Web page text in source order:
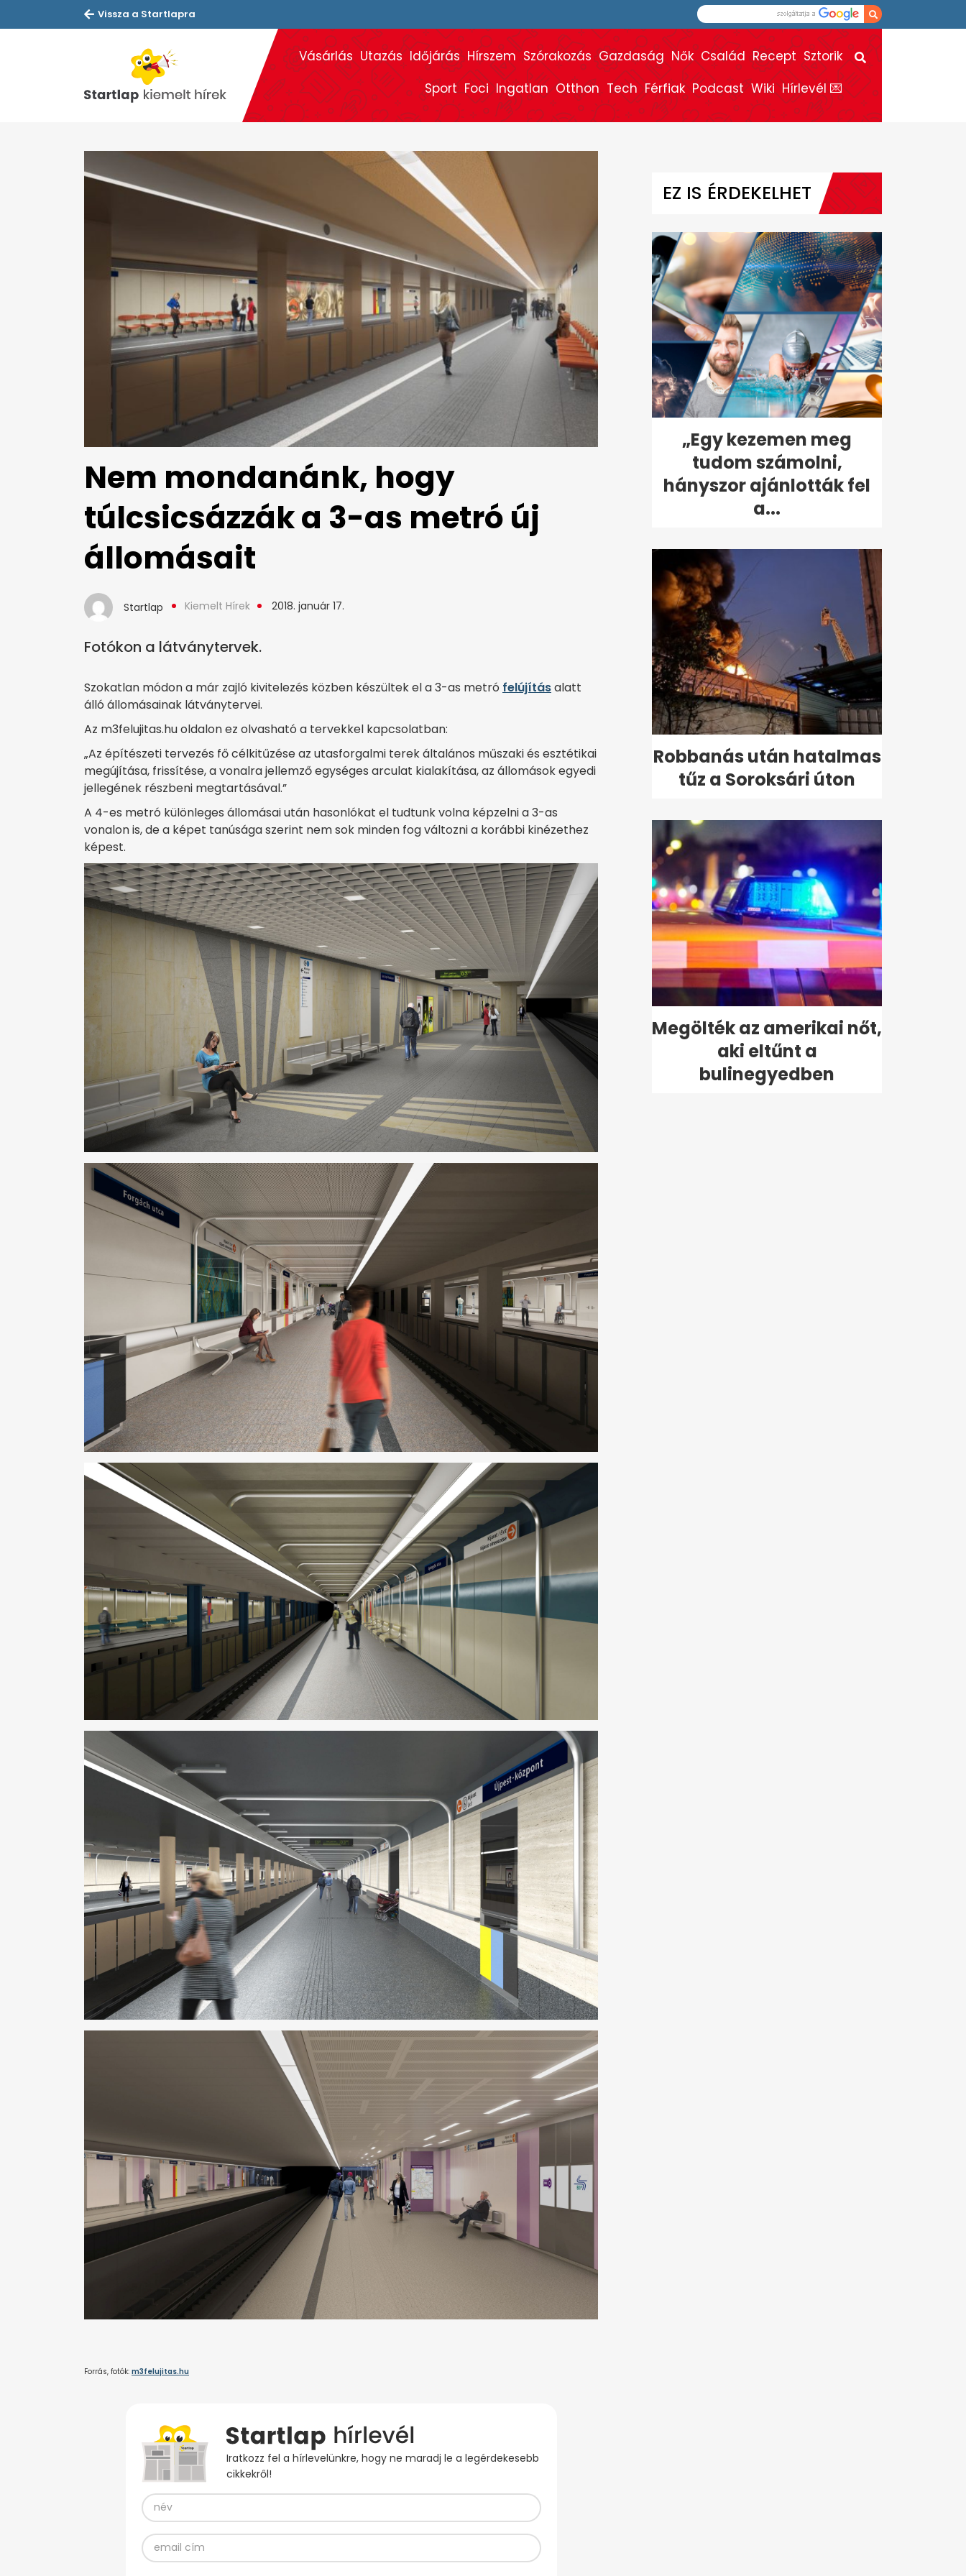
Vissza a Startlapra
Vásárlás Utazás Időjárás Hírszem Szórakozás Gazdaság Nők Család Recept Sztorik
Sport Foci Ingatlan Otthon Tech Férfiak Podcast Wiki Hírlevél 💌
Nem mondanánk, hogy
túlcsicsázzák a 3-as metró új
állomásait
Startlap Kiemelt Hírek 2018. január 17.
Fotókon a látványtervek.
Szokatlan módon a már zajló kivitelezés közben készültek el a 3-as metró felújításalatt
álló állomásainak látványtervei.
Az m3felujitas.hu oldalon ez olvasható a tervekkel kapcsolatban:
„Az építészeti tervezés fő célkitűzése az utasforgalmi terek általános műszaki és esztétikai
megújítása, frissítése, a vonalra jellemző egységes arculat kialakítása, az állomások egyedi
jellegének részbeni megtartásával.”
A 4-es metró különleges állomásai után hasonlókat el tudtunk volna képzelni a 3-as
vonalon is, de a képet tanúsága szerint nem sok minden fog változni a korábbi kinézethez
képest.
Forrás, fotók: m3felujitas.hu
Iratkozz fel a hírlevelünkre, hogy ne maradj le a legérdekesebb
cikkekről!
EZ IS ÉRDEKELHET
„Egy kezemen meg
tudom számolni,
hányszor ajánlották fel
a...
Robbanás után hatalmas
tűz a Soroksári úton
Megölték az amerikai nőt,
aki eltűnt a
bulinegyedben